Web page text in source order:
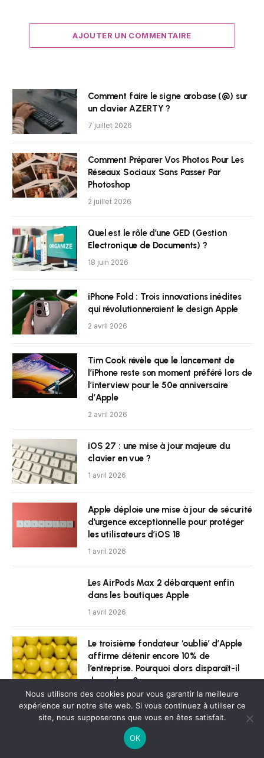
AJOUTER UN COMMENTAIRE
Comment faire le signe arobase (@) sur
un clavier AZERTY ?
7 juillet 2026
Comment Préparer Vos Photos Pour Les
Réseaux Sociaux Sans Passer Par
Photoshop
2 juillet 2026
Quel est le rôle d’une GED (Gestion
Electronique de Documents) ?
18 juin 2026
iPhone Fold : Trois innovations inédites
qui révolutionneraient le design Apple
2 avril 2026
Tim Cook révèle que le lancement de
l’iPhone reste son moment préféré lors de
l’interview pour le 50e anniversaire
d’Apple
2 avril 2026
iOS 27 : une mise à jour majeure du
clavier en vue ?
1 avril 2026
Apple déploie une mise à jour de sécurité
d’urgence exceptionnelle pour protéger
les utilisateurs d’iOS 18
1 avril 2026
Les AirPods Max 2 débarquent enfin
dans les boutiques Apple
1 avril 2026
Le troisième fondateur ‘oublié’ d’Apple
affirme détenir encore 10% de
l’entreprise. Pourquoi alors disparaît-il
des radars ?
1 avril 2026
Warren Buffett avoue avoir vendu trop
tôt ses actions Apple et envisage d’en
Nous utilisons des cookies pour vous garantir la meilleure
expérience sur notre site web. Si vous continuez à utiliser ce
site, nous supposerons que vous en êtes satisfait.
OK